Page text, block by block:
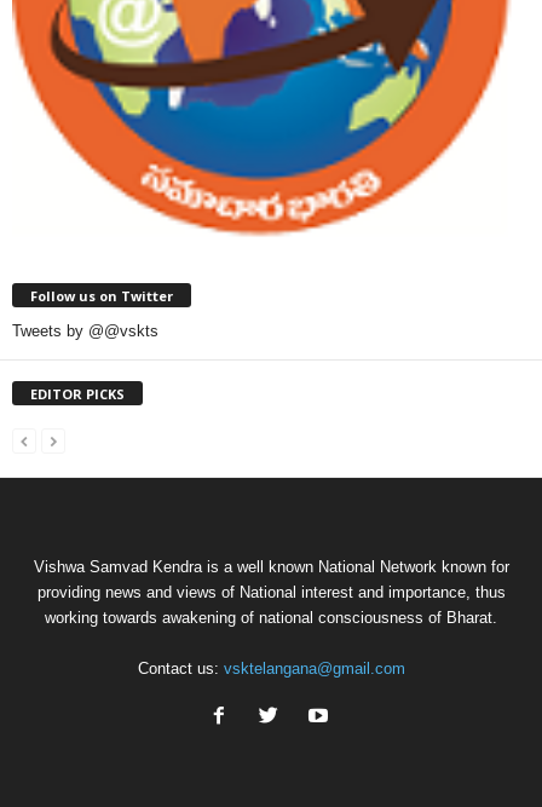
Follow us on Twitter
Tweets by @@vskts
EDITOR PICKS
Vishwa Samvad Kendra is a well known National Network known for
providing news and views of National interest and importance, thus
working towards awakening of national consciousness of Bharat.
Contact us: vsktelangana@gmail.com